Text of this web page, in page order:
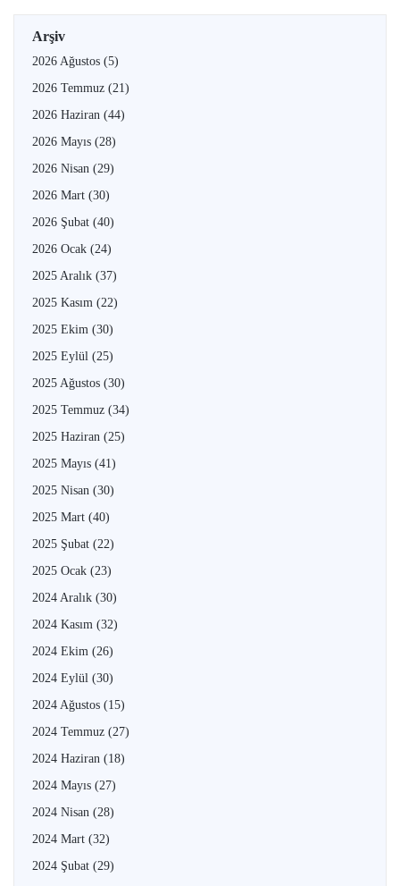
Arşiv
2026 Ağustos (5)
2026 Temmuz (21)
2026 Haziran (44)
2026 Mayıs (28)
2026 Nisan (29)
2026 Mart (30)
2026 Şubat (40)
2026 Ocak (24)
2025 Aralık (37)
2025 Kasım (22)
2025 Ekim (30)
2025 Eylül (25)
2025 Ağustos (30)
2025 Temmuz (34)
2025 Haziran (25)
2025 Mayıs (41)
2025 Nisan (30)
2025 Mart (40)
2025 Şubat (22)
2025 Ocak (23)
2024 Aralık (30)
2024 Kasım (32)
2024 Ekim (26)
2024 Eylül (30)
2024 Ağustos (15)
2024 Temmuz (27)
2024 Haziran (18)
2024 Mayıs (27)
2024 Nisan (28)
2024 Mart (32)
2024 Şubat (29)